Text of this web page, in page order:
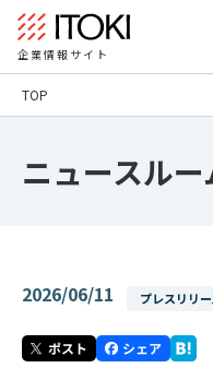
企業情報サイト
TOP
ニュースルー
2026/06/11 プレスリリー